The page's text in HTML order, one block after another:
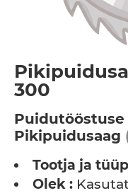
300
Puidutööstuse
Pikipuidusaag
Tootja ja
Olek :